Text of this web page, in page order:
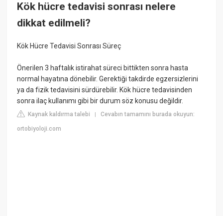
Kök hücre tedavisi sonrası nelere
dikkat edilmeli?
Kök Hücre Tedavisi Sonrası Süreç
Önerilen 3 haftalık istirahat süreci bittikten sonra hasta
normal hayatına dönebilir. Gerektiği takdirde egzersizlerini
ya da fizik tedavisini sürdürebilir. Kök hücre tedavisinden
sonra ilaç kullanımı gibi bir durum söz konusu değildir.
Kaynak kaldırma talebi |Cevabın tamamını burada okuyun:
ortobiyoloji.com